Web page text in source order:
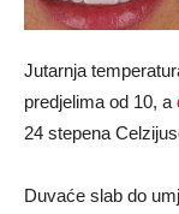
Jutarnja
predjelima od 10, a
24 stepena
Duvaće slab do